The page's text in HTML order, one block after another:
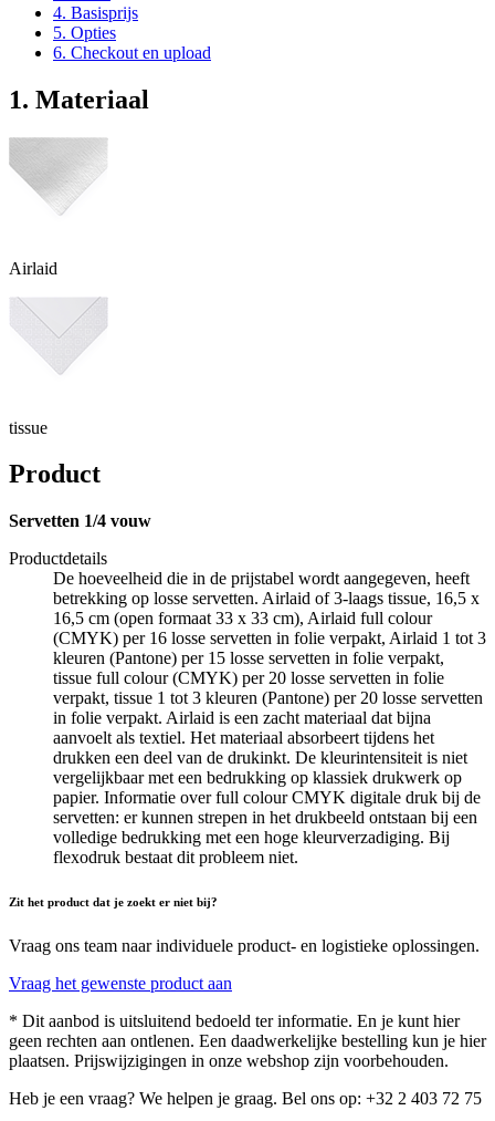
4. Basisprijs
5. Opties
6. Checkout en upload
1. Materiaal
Airlaid
tissue
Product
Servetten 1/4 vouw
Productdetails
De hoeveelheid die in de prijstabel wordt aangegeven, heeft
betrekking op losse servetten. Airlaid of 3-laags tissue, 16,5 x
16,5 cm (open formaat 33 x 33 cm), Airlaid full colour
(CMYK) per 16 losse servetten in folie verpakt, Airlaid 1 tot 3
kleuren (Pantone) per 15 losse servetten in folie verpakt,
tissue full colour (CMYK) per 20 losse servetten in folie
verpakt, tissue 1 tot 3 kleuren (Pantone) per 20 losse servetten
in folie verpakt. Airlaid is een zacht materiaal dat bijna
aanvoelt als textiel. Het materiaal absorbeert tijdens het
drukken een deel van de drukinkt. De kleurintensiteit is niet
vergelijkbaar met een bedrukking op klassiek drukwerk op
papier. Informatie over full colour CMYK digitale druk bij de
servetten: er kunnen strepen in het drukbeeld ontstaan bij een
volledige bedrukking met een hoge kleurverzadiging. Bij
flexodruk bestaat dit probleem niet.
Zit het product dat je zoekt er niet bij?
Vraag ons team naar individuele product- en logistieke oplossingen.
Vraag het gewenste product aan
* Dit aanbod is uitsluitend bedoeld ter informatie. En je kunt hier
geen rechten aan ontlenen. Een daadwerkelijke bestelling kun je hier
plaatsen. Prijswijzigingen in onze webshop zijn voorbehouden.
Heb je een vraag? We helpen je graag. Bel ons op: +32 2 403 72 75